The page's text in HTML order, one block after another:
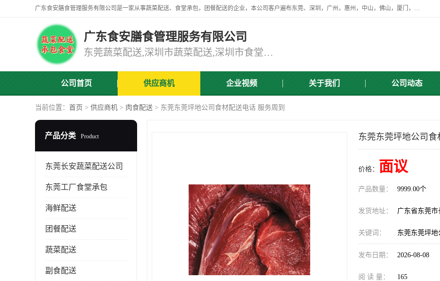
广东食安膳食管理服务有限公司是一家从事蔬菜配送、食堂承包，团餐配送的企业，本公司客户遍布东莞、深圳，广州，惠州，中山，佛山，厦门，肇庆，江门，清远等地，资质齐全，提供学校、工厂、医院、企业、地铁、大型超市、商场、单位、消防队、监狱食堂饭堂蔬菜配送，集新鲜蔬菜、新鲜肉类、粮油、瓜果 、干货 、水产、冻品、粮油、调味品、日用品、调味品及进口冷冻食品为主的原料供应商等为一体的化配送服务机构！
广东食安膳食管理服务有限公司
东莞蔬菜配送,深圳市蔬菜配送,深圳市食堂承包,深圳市宝安蔬菜配送,东莞工厂食堂承包,东莞蔬菜配送公司,东莞长安蔬菜配送公司
公司首页 供应商机 企业视频 关于我们 公司动态
当前位置： 首页 > 供应商机 > 肉食配送 > 东莞东莞坪地公司食材配送电话 服务周到
产品分类 Product
东莞长安蔬菜配送公司
东莞工厂食堂承包
海鲜配送
团餐配送
蔬菜配送
副食配送
东莞东莞坪地公司食
价格： 面议
产品数量： 9999.00个
发货地址： 广东省东莞市
关键词： 东莞东莞坪
发布日期： 2026-08-08
阅 读 量： 165